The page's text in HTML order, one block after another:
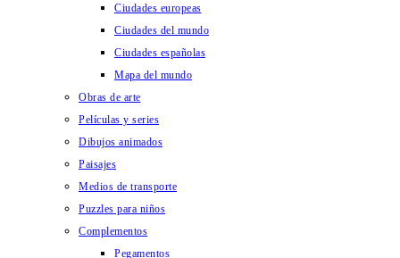
Ciudades europeas
Ciudades del mundo
Ciudades españolas
Mapa del mundo
Obras de arte
Películas y series
Dibujos animados
Paisajes
Medios de transporte
Puzzles para niños
Complementos
Pegamentos